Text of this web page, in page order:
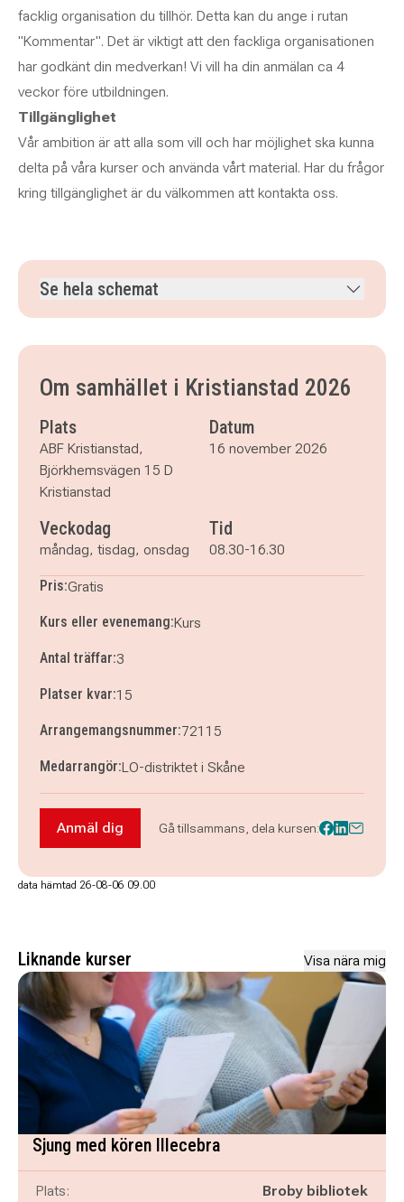
facklig organisation du tillhör. Detta kan du ange i rutan
"Kommentar". Det är viktigt att den fackliga organisationen
har godkänt din medverkan! Vi vill ha din anmälan ca 4
veckor före utbildningen.
Tillgänglighet
Vår ambition är att alla som vill och har möjlighet ska kunna
delta på våra kurser och använda vårt material. Har du frågor
kring tillgänglighet är du välkommen att kontakta oss.
Se hela schemat
onsdag 18 november 2026
klockan 08.30–16.30
Om samhället i Kristianstad 2026
Plats
ABF Kristianstad,
Björkhemsvägen 15 D
Kristianstad
Datum
16 november 2026
Veckodag
måndag, tisdag, onsdag
Tid
08.30-16.30
Pris:Gratis
Kurs eller evenemang:Kurs
Antal träffar:3
Platser kvar:15
Arrangemangsnummer:72115
Medarrangör:LO-distriktet i Skåne
Anmäl dig till Om samhället i Kristianstad 2026
Anmäl dig Gå tillsammans, dela kursen:
data hämtad 26-08-06 09.00
Liknande kurser Visa nära mig
Sjung med kören Illecebra
Plats: Broby bibliotek